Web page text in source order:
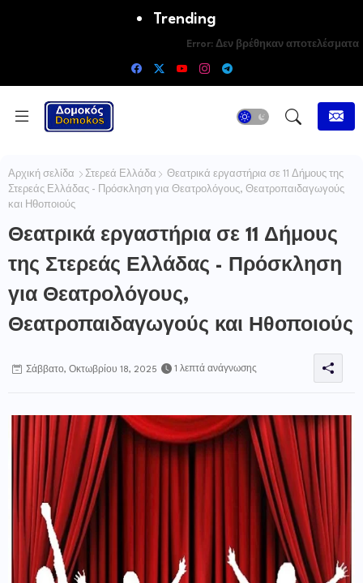
Trending
Error: Δεν βρέθηκαν αποτελέσματα
Αρχική σελίδα Στερεά Ελλάδα
Θεατρικά εργαστήρια σε 11 Δήμους της
Στερεάς Ελλάδας - Πρόσκληση για Θεατρολόγους, Θεατροπαιδαγωγούς
και Ηθοποιούς
Θεατρικά εργαστήρια σε 11 Δήμους
της Στερεάς Ελλάδας - Πρόσκληση
για Θεατρολόγους,
Θεατροπαιδαγωγούς και Ηθοποιούς
Σάββατο, Οκτωβρίου 18, 2025 1 λεπτά ανάγνωσης